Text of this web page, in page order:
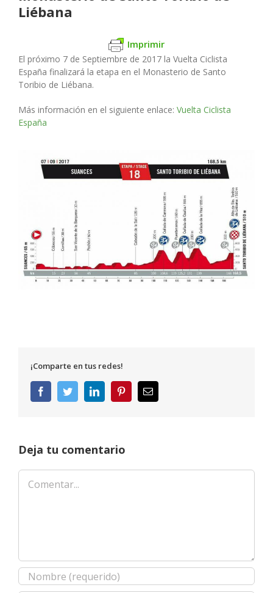
Liébana
Imprimir
El próximo 7 de Septiembre de 2017 la Vuelta Ciclista
España finalizará la etapa en el Monasterio de Santo
Toribio de Liébana.
Más información en el siguiente enlace: Vuelta Ciclista
España
¡Comparte en tus redes!
FacebookTwitterLinkedInPinterestCorreo
electrónico
Deja tu comentario
Comentar